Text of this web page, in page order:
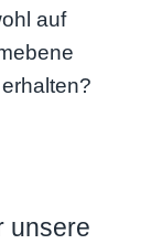
auf
unsere